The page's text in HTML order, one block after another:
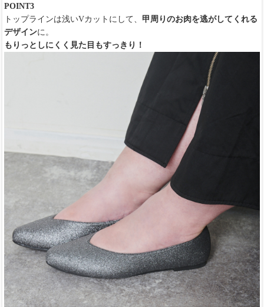
POINT3
トップラインは浅いVカットにして、 甲周りのお肉を逃がしてくれる
デザインに。
もりっとしにくく見た目もすっきり！